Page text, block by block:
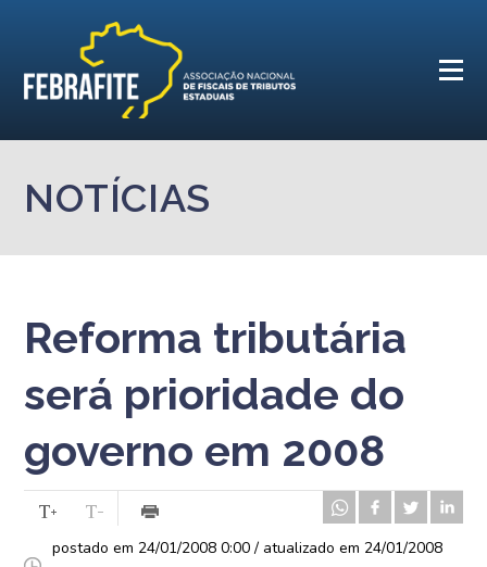
NOTÍCIAS
Reforma tributária
será prioridade do
governo em 2008
postado em 24/01/2008 0:00 / atualizado em 24/01/2008